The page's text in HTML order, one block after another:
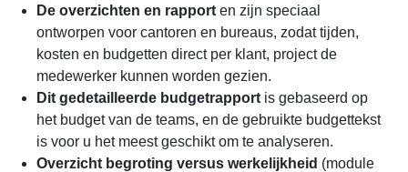
De overzichten en rapport en zijn speciaal
ontworpen voor cantoren en bureaus, zodat tijden,
kosten en budgetten direct per klant, project de
medewerker kunnen worden gezien.
Dit gedetailleerde budgetrapport is gebaseerd op
het budget van de teams, en de gebruikte budgettekst
is voor u het meest geschikt om te analyseren.
Overzicht begroting versus werkelijkheid (module